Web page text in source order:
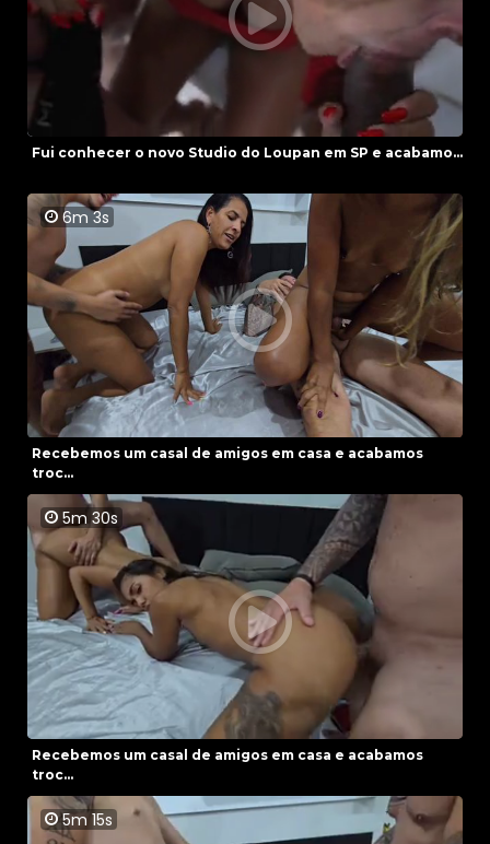
Fui conhecer o novo Studio do Loupan em SP e acabamo...
6m 3s
Recebemos um casal de amigos em casa e acabamos
troc...
5m 30s
Recebemos um casal de amigos em casa e acabamos
troc...
5m 15s